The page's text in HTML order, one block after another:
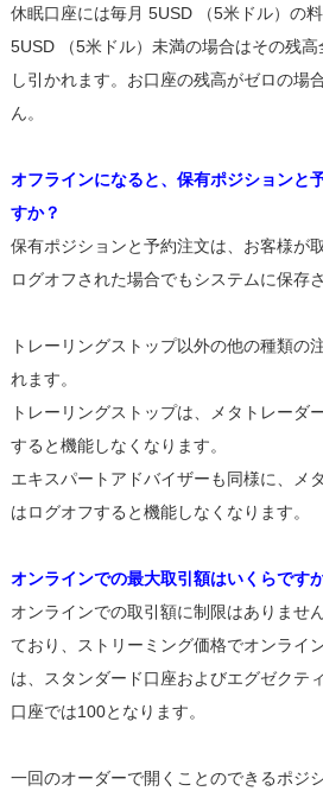
休眠口座には毎月 5USD （5米ドル）の
5USD （5米ドル）未満の場合はその残
し引かれます。お口座の残高がゼロの場
ん。
オフラインになると、保有ポジションと
すか？
保有ポジションと予約注文は、お客様が
ログオフされた場合でもシステムに保存
トレーリングストップ以外の他の種類の
れます。
トレーリングストップは、メタトレーダ
すると機能しなくなります。
エキスパートアドバイザーも同様に、メ
はログオフすると機能しなくなります。
オンラインでの最大取引額はいくらです
オンラインでの取引額に制限はありませ
ており、ストリーミング価格でオンライ
は、スタンダード口座およびエグゼクテ
口座では100となります。
一回のオーダーで開くことのできるポジ